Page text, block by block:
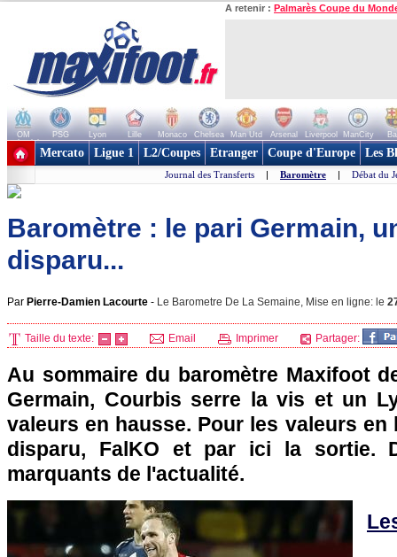
A retenir : Palmarès Coupe du
OM PSG Lyon Lille Monaco Chelsea Man Utd Arsenal Liverpool ManCity
+ de clubs
Mercato Ligue 1 L2/Coupes Etranger Coupe d'Europe Les
Journal des Transferts | Baromètre | Débat du
Baromètre : le pari Germain,
disparu...
Par Pierre-Damien Lacourte - Le Barometre De La Semaine, Mise en ligne: le
Taille du texte: Email Imprimer Partager:
Au sommaire du baromètre Maxifoot
Germain, Courbis serre la vis et un
valeurs en hausse. Pour les valeurs
disparu, FalKO et par ici la sortie.
marquants de l'actualité.